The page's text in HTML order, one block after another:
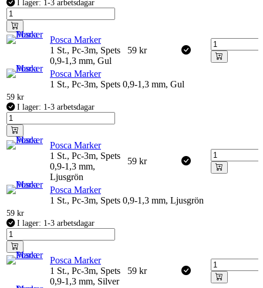
I lager: 1-3 arbetsdagar
Posca Marker
1 St., Pc-3m, Spets
0,9-1,3 mm, Gul
59 kr
Posca Marker
1 St., Pc-3m, Spets 0,9-1,3 mm, Gul
59 kr
I lager: 1-3 arbetsdagar
Posca Marker
1 St., Pc-3m, Spets
0,9-1,3 mm,
Ljusgrön
59 kr
Posca Marker
1 St., Pc-3m, Spets 0,9-1,3 mm, Ljusgrön
59 kr
I lager: 1-3 arbetsdagar
Posca Marker
1 St., Pc-3m, Spets
0,9-1,3 mm, Silver
59 kr